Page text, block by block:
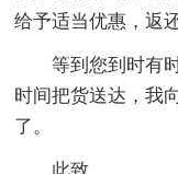
给予适当优惠，返
等到您到时有
时间把货送达，我
了。
此致